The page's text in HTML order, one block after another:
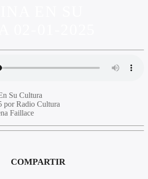
Su Cultura
por Radio Cultura
Faillace
COMPARTIR